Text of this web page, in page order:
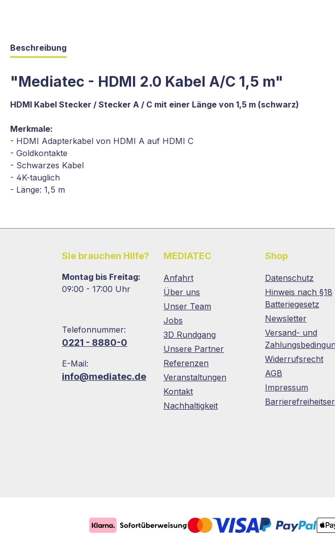
Beschreibung
"Mediatec - HDMI 2.0 Kabel A/C 1,5 m"
HDMI Kabel Stecker / Stecker A / C mit einer Länge von 1,5 m (schwarz)
Merkmale:
- HDMI Adapterkabel von HDMI A auf HDMI C
- Goldkontakte
- Schwarzes Kabel
- 4K-tauglich
- Länge: 1,5 m
Sie brauchen Hilfe?
Montag bis Freitag:
09:00 - 17:00 Uhr
Telefonnummer:
0221 - 8880-0
E-Mail:
info@mediatec.de
MEDIATEC
Anfahrt
Über uns
Unser Team
Jobs
3D Rundgang
Unsere Partner
Referenzen
Veranstaltungen
Kontakt
Nachhaltigkeit
Shop
Datenschutz
Hinweis nach §18
Batteriegesetz
Newsletter
Versand- und
Widerrufsrecht
AGB
Impressum